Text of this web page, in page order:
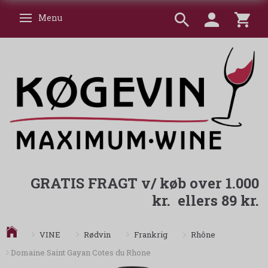
Skifte navigation
Menu
GRATIS FRAGT v/ køb over 1.000
kr. ellers 89 kr.
VINE Rødvin Frankrig
Rhône
Domaine Saint Gayan Cotes du Rhone